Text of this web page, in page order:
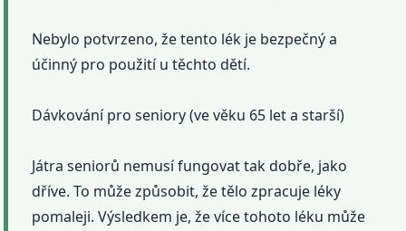
Nebylo potvrzeno, že tento lék je bezpečný a
účinný pro použití u těchto dětí.
Dávkování pro seniory (ve věku 65 let a starší)
Játra seniorů nemusí fungovat tak dobře, jako
dříve. To může způsobit, že tělo zpracuje léky
pomaleji. Výsledkem je, že více tohoto léku může